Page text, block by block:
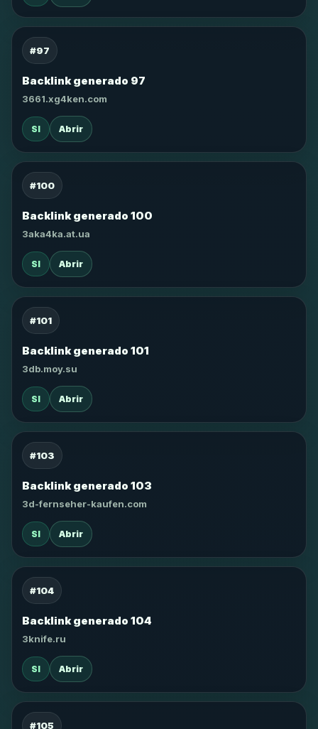
#97
Backlink generado 97
3661.xg4ken.com
SI Abrir
#100
Backlink generado 100
3aka4ka.at.ua
SI Abrir
#101
Backlink generado 101
3db.moy.su
SI Abrir
#103
Backlink generado 103
3d-fernseher-kaufen.com
SI Abrir
#104
Backlink generado 104
3knife.ru
SI Abrir
#105